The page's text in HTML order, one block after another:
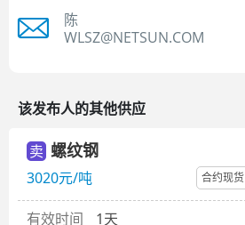
陈
WLSZ@NETSUN.COM
该发布人的其他供应
卖 螺纹钢
3020元/吨 合约现货
有效时间 1天